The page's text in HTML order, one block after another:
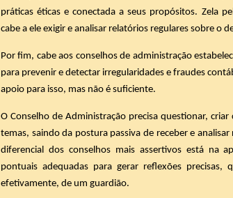
práticas éticas e conectada a seus propósitos. Zela
cabe a ele exigir e analisar relatórios regulares sobre o
Por fim, cabe aos conselhos de administração
para prevenir e detectar irregularidades e fraudes
apoio para isso, mas não é suficiente.
O Conselho de Administração precisa questionar,
temas, saindo da postura passiva de receber e
diferencial dos conselhos mais assertivos está na
pontuais adequadas para gerar reflexões precisas,
efetivamente, de um guardião.